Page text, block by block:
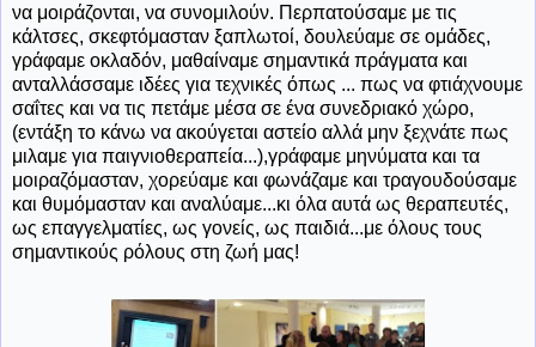
να μοιράζονται, να συνομιλούν. Περπατούσαμε με τις
κάλτσες, σκεφτόμασταν ξαπλωτοί, δουλεύαμε σε ομάδες,
γράφαμε οκλαδόν, μαθαίναμε σημαντικά πράγματα και
ανταλλάσσαμε ιδέες για τεχνικές όπως ... πως να φτιάχνουμε
σαΐτες και να τις πετάμε μέσα σε ένα συνεδριακό χώρο,
(εντάξη το κάνω να ακούγεται αστείο αλλά μην ξεχνάτε πως
μιλαμε για παιγνιοθεραπεία...),γράφαμε μηνύματα και τα
μοιραζόμασταν, χορεύαμε και φωνάζαμε και τραγουδούσαμε
και θυμόμασταν και αναλύαμε...κι όλα αυτά ως θεραπευτές,
ως επαγγελματίες, ως γονείς, ως παιδιά...με όλους τους
σημαντικούς ρόλους στη ζωή μας!